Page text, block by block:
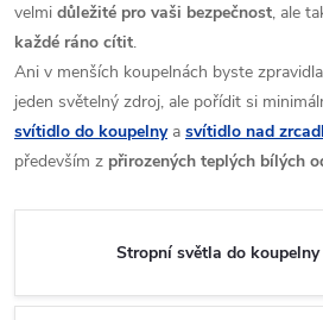
velmi důležité pro vaši bezpečnost, ale
každé ráno cítit.
Ani v menších koupelnách byste
jeden světelný zdroj, ale pořídit si
svítidlo do koupelnya svítidlo nad
především z přirozených teplých bílých
Stropní světla do koupelny